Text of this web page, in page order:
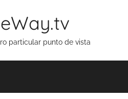
particular punto de vista